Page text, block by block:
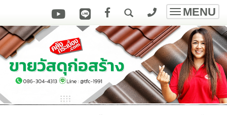
Toggle
MENU